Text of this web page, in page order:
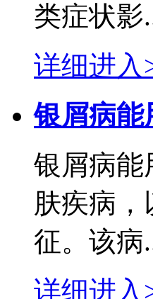
类症状影
详细进入
银屑病能
银屑病能
肤疾病
征。该病
详细进入